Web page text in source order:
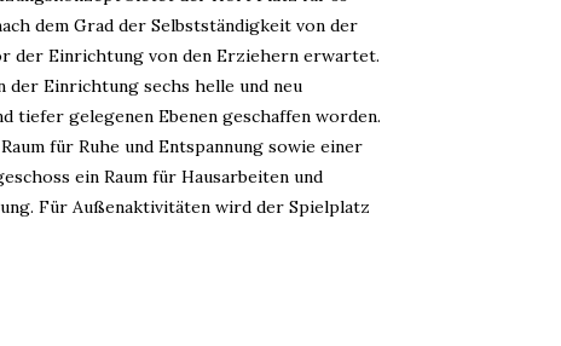
dem Grad der Selbstständigkeit von der
der Einrichtung von den Erziehern erwartet.
der Einrichtung sechs helle und neu
tiefer gelegenen Ebenen geschaffen worden.
für Ruhe und Entspannung sowie einer
ein Raum für Hausarbeiten und
Für Außenaktivitäten wird der Spielplatz